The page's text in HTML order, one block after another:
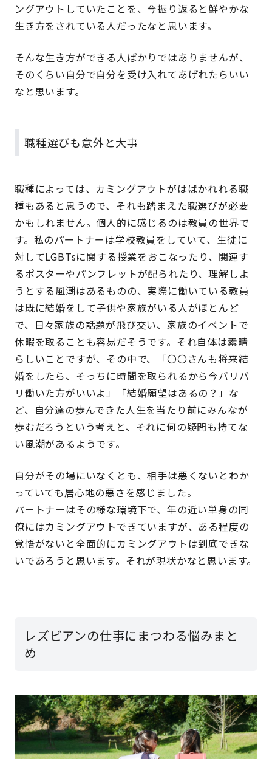
ングアウトしていたことを、今振り返ると鮮やかな
生き方をされている人だったなと思います。
そんな生き方ができる人ばかりではありませんが、
そのくらい自分で自分を受け入れてあげれたらいい
なと思います。
職種選びも意外と大事
職種によっては、カミングアウトがはばかれれる職
種もあると思うので、それも踏まえた職選びが必要
かもしれません。個人的に感じるのは教員の世界で
す。私のパートナーは学校教員をしていて、生徒に
対してLGBTsに関する授業をおこなったり、関連す
るポスターやパンフレットが配られたり、理解しよ
うとする風潮はあるものの、実際に働いている教員
は既に結婚をして子供や家族がいる人がほとんど
で、日々家族の話題が飛び交い、家族のイベントで
休暇を取ることも容易だそうです。それ自体は素晴
らしいことですが、その中で、「〇〇さんも将来結
婚をしたら、そっちに時間を取られるから今バリバ
リ働いた方がいいよ」「結婚願望はあるの？」な
ど、自分達の歩んできた人生を当たり前にみんなが
歩むだろうという考えと、それに何の疑問も持てな
い風潮があるようです。
自分がその場にいなくとも、相手は悪くないとわか
っていても居心地の悪さを感じました。
パートナーはその様な環境下で、年の近い単身の同
僚にはカミングアウトできていますが、ある程度の
覚悟がないと全面的にカミングアウトは到底できな
いであろうと思います。それが現状かなと思います。
レズビアンの仕事にまつわる悩みまと
め